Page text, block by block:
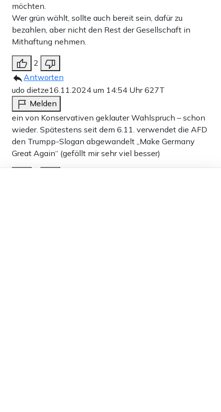
möchten.
Wer grün wählt, sollte auch bereit sein, dafür zu
bezahlen, aber nicht den Rest der Gesellschaft in
Mithaftung nehmen.
2
Antworten
udo dietze16.11.2024 um 14:54 Uhr627T
Melden
ein von Konservativen geklauter Wahlspruch – schon
wieder. Spätestens seit dem 6.11. verwendet die AFD
den Trumpp-Slogan abgewandelt „Make Germany
Great Again“ (gefällt mir sehr viel besser)